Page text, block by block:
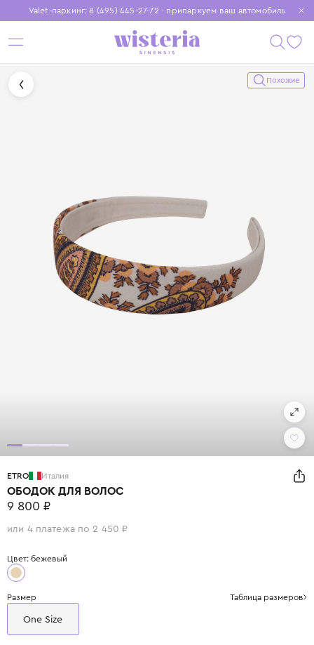
Valet-паркинг: 8 (495) 445-27-72 - припаркуем ваш автомобиль
Бесплатная доставка при заказе от 15 000 ₽
Установите приложение, чтобы покупки были еще удобнее
Похожие
ETRO Италия
ОБОДОК ДЛЯ ВОЛОС
9 800 ₽
или 4 платежа по 2 450 ₽
Цвет: бежевый
Размер Таблица размеров
One Size